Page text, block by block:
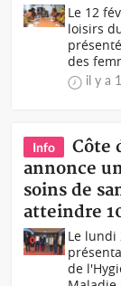
Le 12
loisirs
des
il y a
Info
Côte
annonce
soins de
atteindre
Le lundi
de